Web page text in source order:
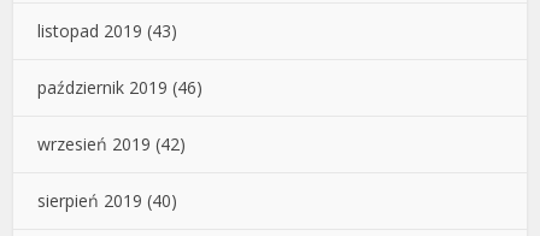
listopad 2019 (43)
październik 2019 (46)
wrzesień 2019 (42)
sierpień 2019 (40)